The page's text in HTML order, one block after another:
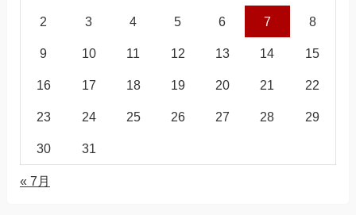
2 3 4 5 6 7 8
9 10 11 12 13 14 15
16 17 18 19 20 21 22
23 24 25 26 27 28 29
30 31
« 7月